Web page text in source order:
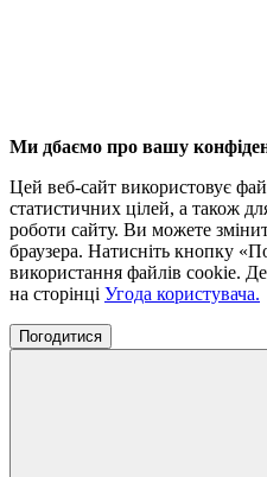
Ми дбаємо про вашу
Цей веб-сайт використовує
статистичних цілей, а також
роботи сайту. Ви можете
браузера. Натисніть кнопку
використання файлів cookie.
на сторінці Угода користувача.
Погодитися